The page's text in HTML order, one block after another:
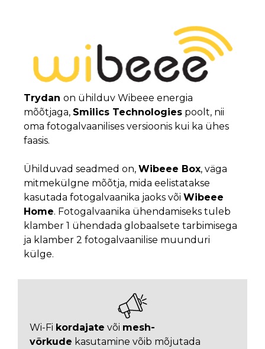
Trydan on ühilduv Wibeee energia
mõõtjaga, Smilics Technologies poolt, nii
oma fotogalvaanilises versioonis kui ka ühes
faasis.
Ühilduvad seadmed on, Wibeee Box, väga
mitmekülgne mõõtja, mida eelistatakse
kasutada fotogalvaanika jaoks või Wibeee
Home. Fotogalvaanika ühendamiseks tuleb
klamber 1 ühendada globaalsete tarbimisega
ja klamber 2 fotogalvaanilise muunduri
külge.
Wi-Fi kordajate või mesh-
võrkude kasutamine võib mõjutada